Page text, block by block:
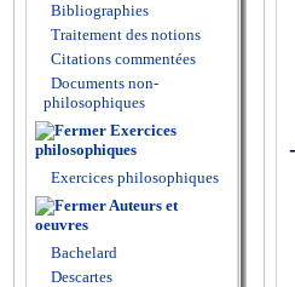
Bibliographies
Traitement des notions
Citations commentées
Documents non-
philosophiques
Exercices
philosophiques
Exercices philosophiques
Auteurs et
oeuvres
Bachelard
Descartes